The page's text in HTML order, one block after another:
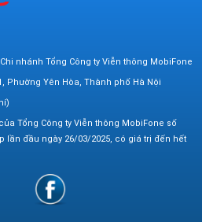
nhánh Tổng Công ty Viễn thông MobiFone
Phường Yên Hòa, Thành phố Hà Nội
Tổng Công ty Viễn thông MobiFone số
lần đầu ngày 26/03/2025, có giá trị đến hết